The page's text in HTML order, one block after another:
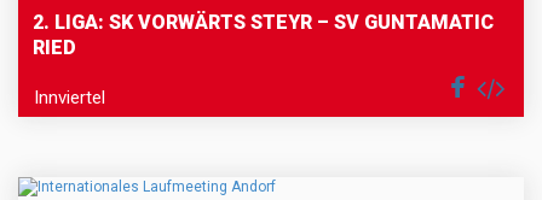
2. LIGA: SK VORWÄRTS STEYR – SV GUNTAMATIC
RIED
Innviertel